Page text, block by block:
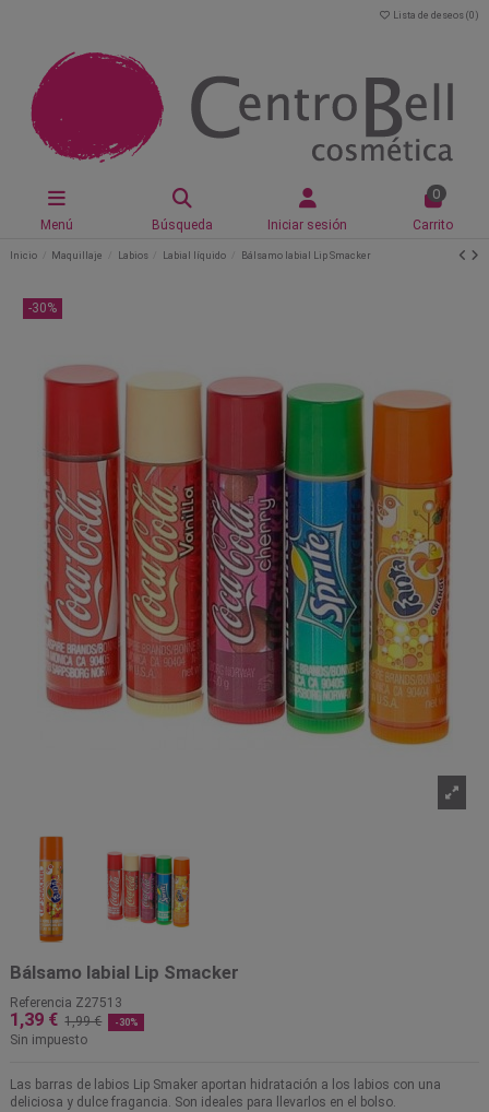
Lista de deseos (0 )
Menú Búsqueda Iniciar sesión
0
Carrito
Inicio Maquillaje Labios Labial líquido Bálsamo labial Lip Smacker
-30%
Bálsamo labial Lip Smacker
Referencia Z27513
1,39 € 1,99 € -30%
Sin impuesto
Las barras de labios Lip Smaker aportan hidratación a los labios con una
deliciosa y dulce fragancia. Son ideales para llevarlos en el bolso.